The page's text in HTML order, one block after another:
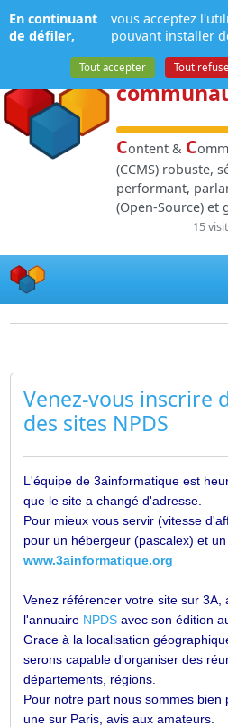
NPDS:
contenu
Content & C
(CCMS) robuste,
performant,
(Open-Source) et
15
Venez-vous inscrire
des sites NPDS
L'équipe de 3ainformatique est
que le site a changé d'adresse.
Pour mieux vous servir (vitesse
pour un hébergeur (pascalex) et
www.3ainformatique.org
Venez référencer votre site sur 3A,
l'annuaire NPDS avec son édition
Grace à la localisation
serons capable d'organiser des
départements, régions.
Pour notre part nous sommes bien
une sur Paris, avis aux amateurs.
Panneau de gestion des cookies
En continuant
de défiler,
vous acceptez
pouvant installer
Tout accepter Tout